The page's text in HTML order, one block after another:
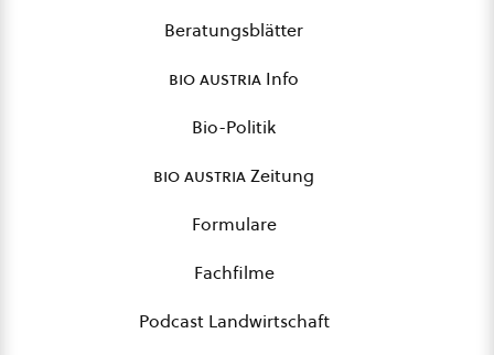
Beratungsblätter
bio austria Info
Bio-Politik
bio austriaZeitung
Formulare
Fachfilme
Podcast Landwirtschaft